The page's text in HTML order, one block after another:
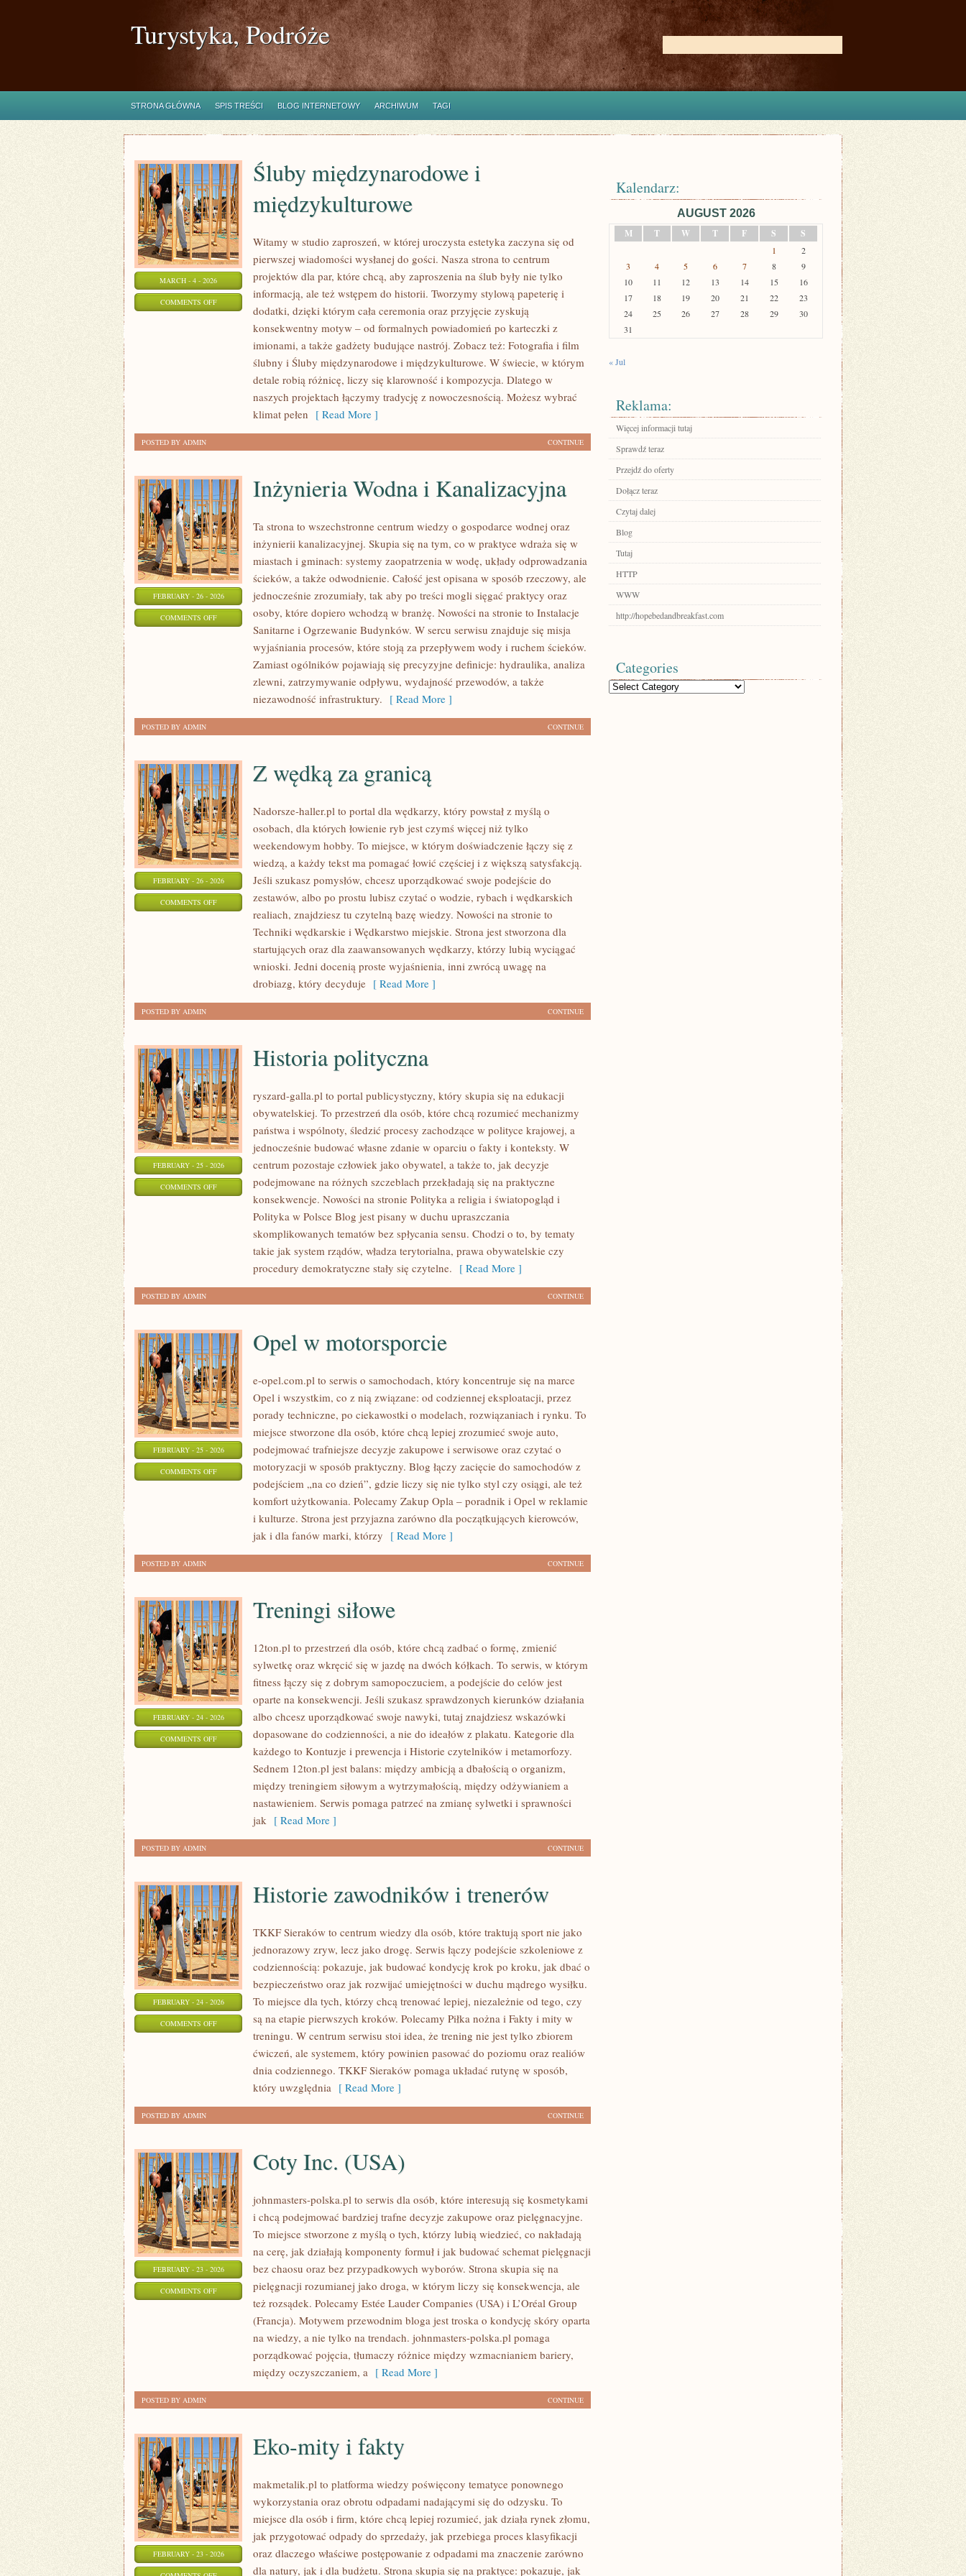
Turystyka, Podróże
STRONA GŁÓWNA SPIS TREŚCI BLOG INTERNETOWY ARCHIWUM TAGI
MARCH - 4 - 2026
COMMENTS OFFON
Śluby międzynarodowe i
międzykulturowe
Witamy w studio zaproszeń, w której uroczysta estetyka zaczyna się od
pierwszej wiadomości wysłanej do gości. Nasza strona to centrum
projektów dla par, które chcą, aby zaproszenia na ślub były nie tylko
informacją, ale też wstępem do historii. Tworzymy stylową papeterię i
dodatki, dzięki którym cała ceremonia oraz przyjęcie zyskują
konsekwentny motyw – od formalnych powiadomień po karteczki z
imionami, a także gadżety budujące nastrój. Zobacz też: Fotografia i film
ślubny i Śluby międzynarodowe i międzykulturowe. W świecie, w którym
detale robią różnicę, liczy się klarowność i kompozycja. Dlatego w
naszych projektach łączymy tradycję z nowoczesnością. Możesz wybrać
klimat pełen [ Read More ]
CONTINUE
POSTED BY ADMIN
FEBRUARY - 26 - 2026
COMMENTS OFFON
INŻYNIERIA
KANALIZACYJNA
Inżynieria Wodna i Kanalizacyjna
Ta strona to wszechstronne centrum wiedzy o gospodarce wodnej oraz
inżynierii kanalizacyjnej. Skupia się na tym, co w praktyce wdraża się w
miastach i gminach: systemy zaopatrzenia w wodę, układy odprowadzania
ścieków, a także odwodnienie. Całość jest opisana w sposób rzeczowy, ale
jednocześnie zrozumiały, tak aby po treści mogli sięgać praktycy oraz
osoby, które dopiero wchodzą w branżę. Nowości na stronie to Instalacje
Sanitarne i Ogrzewanie Budynków. W sercu serwisu znajduje się misja
wyjaśniania procesów, które stoją za przepływem wody i ruchem ścieków.
Zamiast ogólników pojawiają się precyzyjne definicje: hydraulika, analiza
zlewni, zatrzymywanie odpływu, wydajność przewodów, a także
niezawodność infrastruktury. [ Read More ]
CONTINUE
POSTED BY ADMIN
FEBRUARY - 26 - 2026
COMMENTS OFFON
Z wędką za granicą
Nadorsze-haller.pl to portal dla wędkarzy, który powstał z myślą o
osobach, dla których łowienie ryb jest czymś więcej niż tylko
weekendowym hobby. To miejsce, w którym doświadczenie łączy się z
wiedzą, a każdy tekst ma pomagać łowić częściej i z większą satysfakcją.
Jeśli szukasz pomysłów, chcesz uporządkować swoje podejście do
zestawów, albo po prostu lubisz czytać o wodzie, rybach i wędkarskich
realiach, znajdziesz tu czytelną bazę wiedzy. Nowości na stronie to
Techniki wędkarskie i Wędkarstwo miejskie. Strona jest stworzona dla
startujących oraz dla zaawansowanych wędkarzy, którzy lubią wyciągać
wnioski. Jedni docenią proste wyjaśnienia, inni zwrócą uwagę na
drobiazg, który decyduje [ Read More ]
CONTINUE
POSTED BY ADMIN
FEBRUARY - 25 - 2026
COMMENTS OFFON
POLITYCZNA
Historia polityczna
ryszard-galla.pl to portal publicystyczny, który skupia się na edukacji
obywatelskiej. To przestrzeń dla osób, które chcą rozumieć mechanizmy
państwa i wspólnoty, śledzić procesy zachodzące w polityce krajowej, a
jednocześnie budować własne zdanie w oparciu o fakty i konteksty. W
centrum pozostaje człowiek jako obywatel, a także to, jak decyzje
podejmowane na różnych szczeblach przekładają się na praktyczne
konsekwencje. Nowości na stronie Polityka a religia i światopogląd i
Polityka w Polsce Blog jest pisany w duchu upraszczania
skomplikowanych tematów bez spłycania sensu. Chodzi o to, by tematy
takie jak system rządów, władza terytorialna, prawa obywatelskie czy
procedury demokratyczne stały się czytelne. [ Read More ]
CONTINUE
POSTED BY ADMIN
FEBRUARY - 25 - 2026
COMMENTS OFFON
MOTORSPORCIE
Opel w motorsporcie
e-opel.com.pl to serwis o samochodach, który koncentruje się na marce
Opel i wszystkim, co z nią związane: od codziennej eksploatacji, przez
porady techniczne, po ciekawostki o modelach, rozwiązaniach i rynku. To
miejsce stworzone dla osób, które chcą lepiej zrozumieć swoje auto,
podejmować trafniejsze decyzje zakupowe i serwisowe oraz czytać o
motoryzacji w sposób praktyczny. Blog łączy zacięcie do samochodów z
podejściem „na co dzień”, gdzie liczy się nie tylko styl czy osiągi, ale też
komfort użytkowania. Polecamy Zakup Opla – poradnik i Opel w reklamie
i kulturze. Strona jest przyjazna zarówno dla początkujących kierowców,
jak i dla fanów marki, którzy [ Read More ]
CONTINUE
POSTED BY ADMIN
FEBRUARY - 24 - 2026
COMMENTS OFFON
Treningi siłowe
12ton.pl to przestrzeń dla osób, które chcą zadbać o formę, zmienić
sylwetkę oraz wkręcić się w jazdę na dwóch kółkach. To serwis, w którym
fitness łączy się z dobrym samopoczuciem, a podejście do celów jest
oparte na konsekwencji. Jeśli szukasz sprawdzonych kierunków działania
albo chcesz uporządkować swoje nawyki, tutaj znajdziesz wskazówki
dopasowane do codzienności, a nie do ideałów z plakatu. Kategorie dla
każdego to Kontuzje i prewencja i Historie czytelników i metamorfozy.
Sednem 12ton.pl jest balans: między ambicją a dbałością o organizm,
między treningiem siłowym a wytrzymałością, między odżywianiem a
nastawieniem. Serwis pomaga patrzeć na zmianę sylwetki i sprawności
jak [ Read More ]
CONTINUE
POSTED BY ADMIN
FEBRUARY - 24 - 2026
COMMENTS OFFON
ZAWODNIKÓW
TRENERÓW
Historie zawodników i trenerów
TKKF Sieraków to centrum wiedzy dla osób, które traktują sport nie jako
jednorazowy zryw, lecz jako drogę. Serwis łączy podejście szkoleniowe z
codziennością: pokazuje, jak budować kondycję krok po kroku, jak dbać o
bezpieczeństwo oraz jak rozwijać umiejętności w duchu mądrego wysiłku.
To miejsce dla tych, którzy chcą trenować lepiej, niezależnie od tego, czy
są na etapie pierwszych kroków. Polecamy Piłka nożna i Fakty i mity w
treningu. W centrum serwisu stoi idea, że trening nie jest tylko zbiorem
ćwiczeń, ale systemem, który powinien pasować do poziomu oraz realiów
dnia codziennego. TKKF Sieraków pomaga układać rutynę w sposób,
który uwzględnia [ Read More ]
CONTINUE
POSTED BY ADMIN
FEBRUARY - 23 - 2026
COMMENTS OFFON
Coty Inc. (USA)
johnmasters-polska.pl to serwis dla osób, które interesują się kosmetykami
i chcą podejmować bardziej trafne decyzje zakupowe oraz pielęgnacyjne.
To miejsce stworzone z myślą o tych, którzy lubią wiedzieć, co nakładają
na cerę, jak działają komponenty formuł i jak budować schemat pielęgnacji
bez chaosu oraz bez przypadkowych wyborów. Strona skupia się na
pielęgnacji rozumianej jako droga, w którym liczy się konsekwencja, ale
też rozsądek. Polecamy Estée Lauder Companies (USA) i L’Oréal Group
(Francja). Motywem przewodnim bloga jest troska o kondycję skóry oparta
na wiedzy, a nie tylko na trendach. johnmasters-polska.pl pomaga
porządkować pojęcia, tłumaczy różnice między wzmacnianiem bariery,
między oczyszczaniem, a [ Read More ]
CONTINUE
POSTED BY ADMIN
FEBRUARY - 23 - 2026
Eko-mity i fakty
makmetalik.pl to platforma wiedzy poświęcony tematyce ponownego
wykorzystania oraz obrotu odpadami nadającymi się do odzysku. To
miejsce dla osób i firm, które chcą lepiej rozumieć, jak działa rynek złomu,
jak przygotować odpady do sprzedaży, jak przebiega proces klasyfikacji
oraz dlaczego właściwe postępowanie z odpadami ma znaczenie zarówno
dla natury, jak i dla budżetu. Strona skupia się na praktyce: pokazuje, jak
Kalendarz:
AUGUST 2026
M
T W T F S S
1
2
3
4 5 6 7 8
9
10
11 12 13 14 15
16
17
18 19 20 21 22
23
24
25 26 27 28 29
30
31
« Jul
Reklama:
Więcej informacji tutaj
Sprawdź teraz
Przejdź do oferty
Dołącz teraz
Czytaj dalej
Blog
Tutaj
HTTP
WWW
http://hopebedandbreakfast.com
Categories
Categories